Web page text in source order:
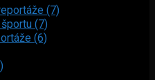
(7)
(7)
(6)